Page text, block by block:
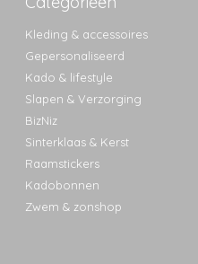
Kleding & accessoires
Gepersonaliseerd
Kado & lifestyle
Slapen & Verzorging
BizNiz
Sinterklaas & Kerst
Raamstickers
Kadobonnen
Zwem & zonshop